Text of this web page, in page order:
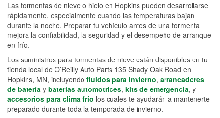
Las tormentas de nieve o hielo en Hopkins pueden desarrollarse
rápidamente, especialmente cuando las temperaturas bajan
durante la noche. Preparar tu vehículo antes de una tormenta
mejora la confiabilidad, la seguridad y el desempeño de arranque
en frío.
Los suministros para tormentas de nieve están disponibles en tu
tienda local de O’Reilly Auto Parts 135 Shady Oak Road en
Hopkins, MN, incluyendo fluidos para invierno, arrancadores
de batería y baterías automotrices, kits de emergencia, y
accesorios para clima frío los cuales te ayudarán a mantenerte
preparado durante toda la temporada de invierno.